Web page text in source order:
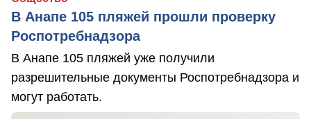
В Анапе 105 пляжей прошли проверку
Роспотребнадзора
В Анапе 105 пляжей уже получили
разрешительные документы Роспотребнадзора и
могут работать.